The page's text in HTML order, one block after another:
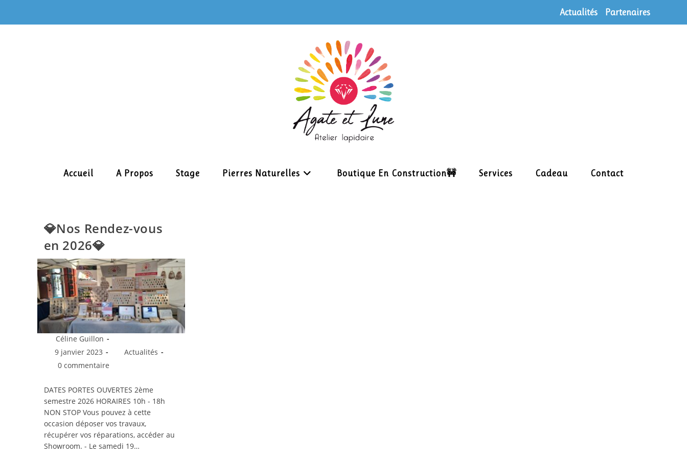
Actualités Partenaires
Accueil A Propos Stage Pierres Naturelles Boutique En Construction🚧 Services Cadeau Contact
💎Nos Rendez-vous
en 2026💎
Auteur/autrice
publication :
Céline Guillon
Publication
publiée :
9 janvier 2023
PostActualités
Commentaires
la
publication :
0 commentaire
DATES PORTES OUVERTES 2ème
semestre 2026 HORAIRES 10h - 18h
NON STOP Vous pouvez à cette
occasion déposer vos travaux,
récupérer vos réparations, accéder au
Showroom. - Le samedi 19…